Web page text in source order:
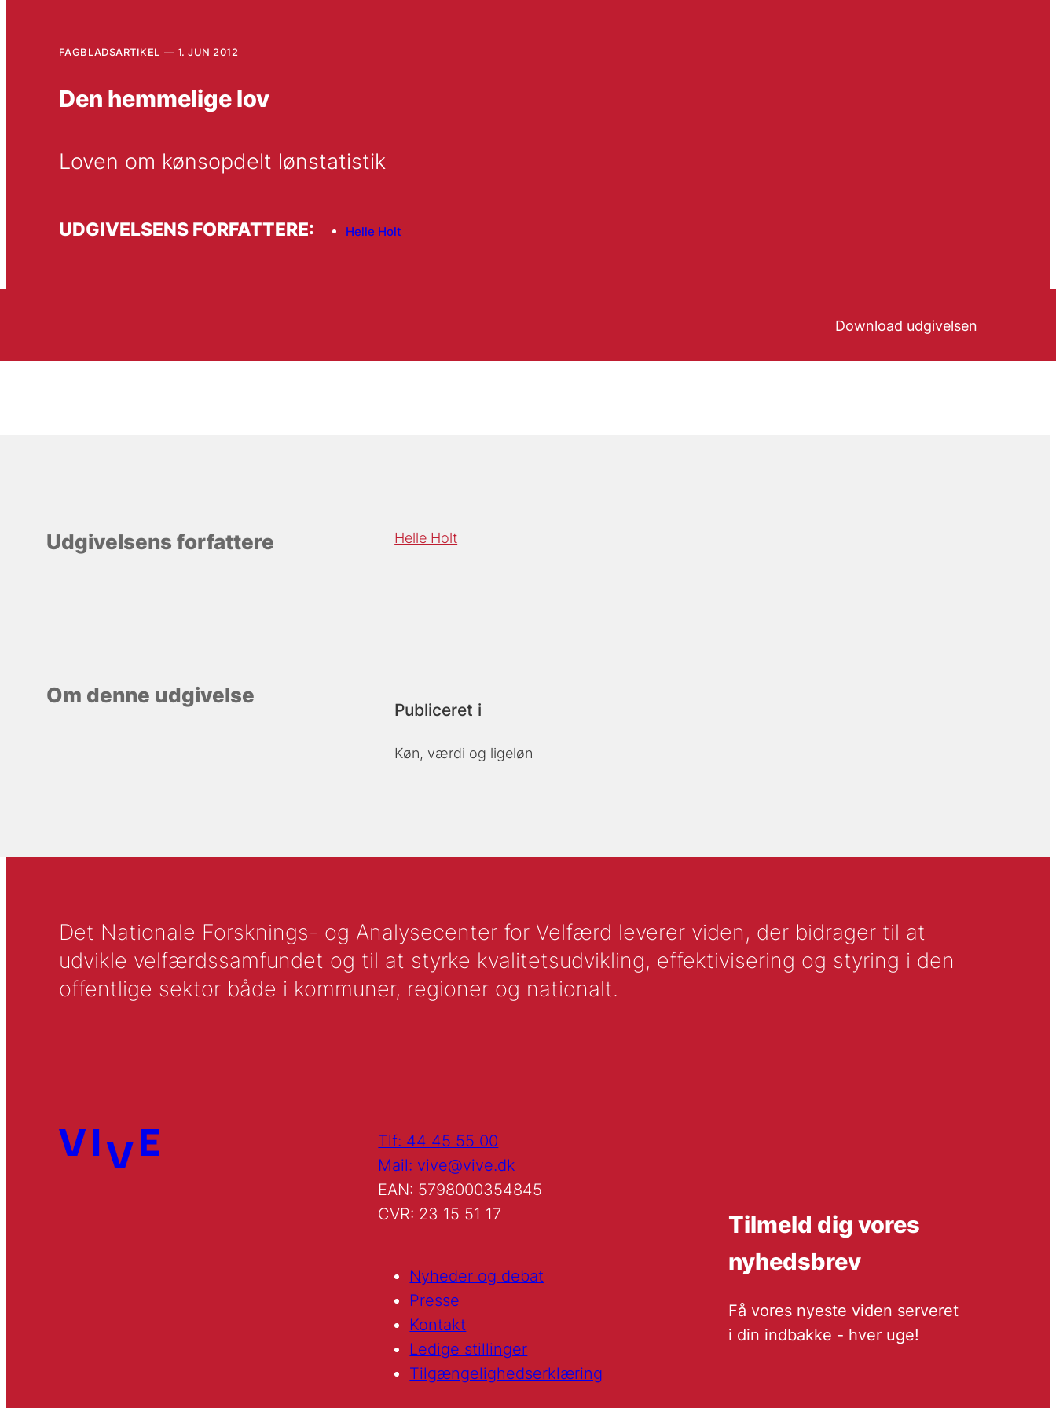
FAGBLADSARTIKEL 1. JUN 2012
Den hemmelige lov
Loven om kønsopdelt lønstatistik
UDGIVELSENS FORFATTERE: Helle Holt
Download udgivelsen
Udgivelsens forfattere Helle Holt
Om denne udgivelse
Publiceret i
Køn, værdi og ligeløn
Det Nationale Forsknings- og Analysecenter for Velfærd leverer viden, der bidrager til at
udvikle velfærdssamfundet og til at styrke kvalitetsudvikling, effektivisering og styring i den
offentlige sektor både i kommuner, regioner og nationalt.
Tlf: 44 45 55 00
Mail: vive@vive.dk
EAN: 5798000354845
CVR: 23 15 51 17
Nyheder og debat
Presse
Kontakt
Ledige stillinger
Tilgængelighedserklæring
Tilmeld dig vores
nyhedsbrev
Få vores nyeste viden serveret
i din indbakke - hver uge!